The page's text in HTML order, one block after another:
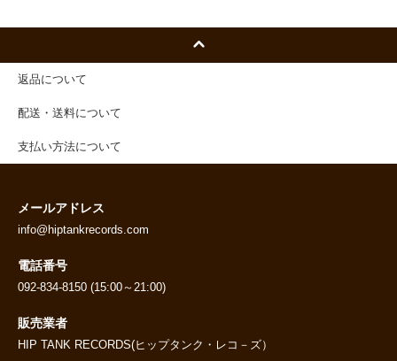
返品について
配送・送料について
支払い方法について
メールアドレス
info@hiptankrecords.com
電話番号
092-834-8150 (15:00～21:00)
販売業者
HIP TANK RECORDS(ヒップタンク・レコ－ズ）